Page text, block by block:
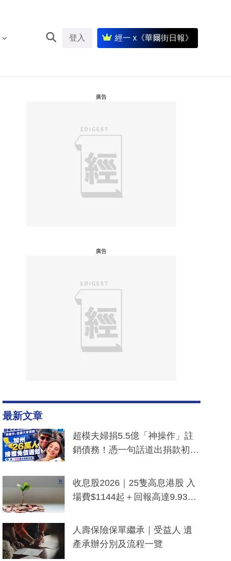
登入 經一 x《華爾街日報》
廣告
廣告
最新文章
超模夫婦捐5.5億「神操作」註
銷債務！憑一句話道出捐款初
一度被誤當詐騙手段
收息股2026｜25隻高息港股 入
場費$1144起＋回報高達9.93
人壽保險保單繼承｜受益人 遺
產承辦分別及流程一覽